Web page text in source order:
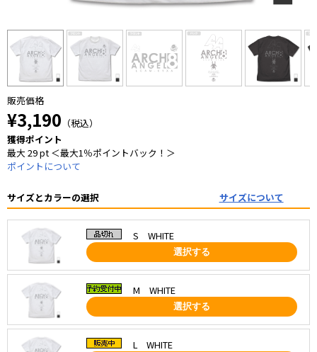
販売価格
¥3,190 （税込）
獲得ポイント
最大 29 pt ＜最大1％ポイントバック！＞
ポイントについて
サイズとカラーの選択 サイズについて
S WHITE
選択する
M WHITE
選択する
L WHITE